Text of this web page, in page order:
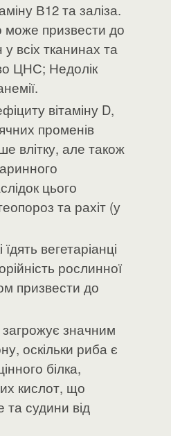
В12 та заліза.
призвести до
всіх тканинах та
ЦНС; Недолік
вітаміну D,
променів
влітку, але також
цього
та рахіт (у
їдять вегетаріанці
рослинної
призвести до
значним
оскільки риба є
білка,
кислот, що
судини від